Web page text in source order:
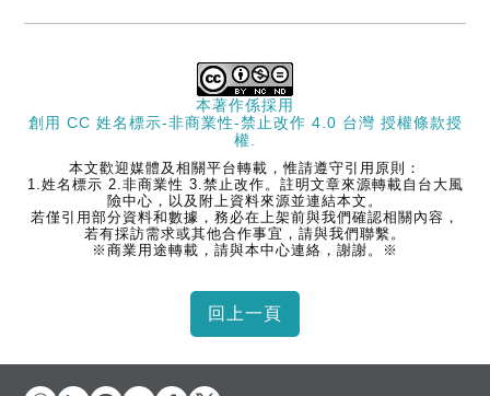
本著作係採用
創用 CC 姓名標示-非商業性-禁止改作 4.0 台灣 授權條款授
權.
本文歡迎媒體及相關平台轉載，惟請遵守引用原則：
1.姓名標示 2.非商業性 3.禁止改作。註明文章來源轉載自台大風
險中心，以及附上資料來源並連結本文。
若僅引用部分資料和數據，務必在上架前與我們確認相關內容，
若有採訪需求或其他合作事宜，請與我們聯繫。
※商業用途轉載，請與本中心連絡，謝謝。※